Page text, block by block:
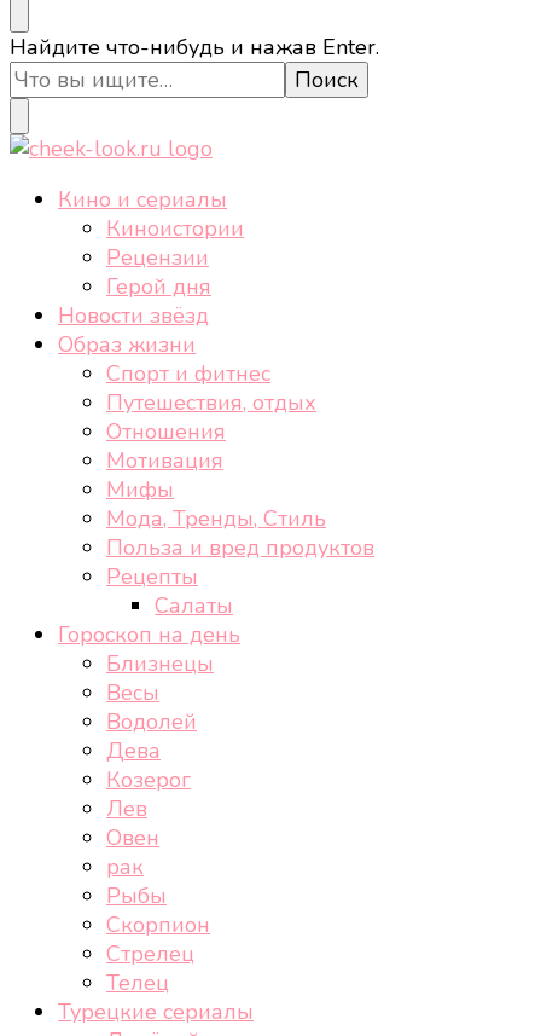
cheek-look.ru
Женский сайт о звездах и кино, а также трендах,
здоровом образе жизни, спорте, стиле, отдыхе и
еде.
Ищите
что-
то?
Найдите что-нибудь и нажав Enter.
cheek-look.ru
Женский сайт о звездах и кино, а также трендах,
здоровом образе жизни, спорте, стиле, отдыхе и
Кино и сериалы
Киноистории
Рецензии
Герой дня
Новости звёзд
Образ жизни
Спорт и фитнес
Путешествия, отдых
Отношения
Мотивация
Мифы
Мода, Тренды, Стиль
Польза и вред продуктов
Рецепты
Салаты
Гороскоп на день
Близнецы
Весы
Водолей
Дева
Козерог
Лев
Овен
рак
Рыбы
Скорпион
Стрелец
Телец
Турецкие сериалы